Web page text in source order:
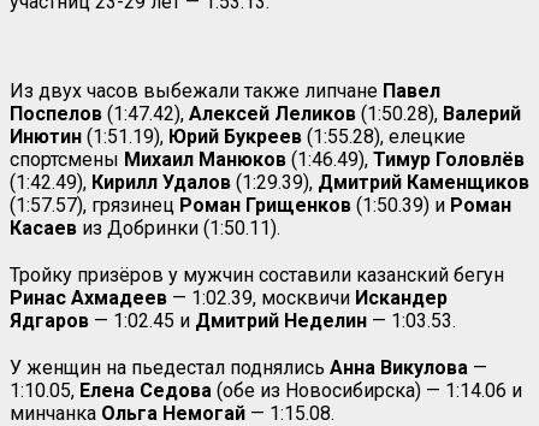
Из двух часов выбежали также липчане Павел
Поспелов (1:47.42), Алексей Леликов (1:50.28), Валерий
Инютин (1:51.19), Юрий Букреев (1:55.28), елецкие
спортсмены Михаил Манюков (1:46.49), Тимур Головлёв
(1:42.49), Кирилл Удалов (1:29.39), Дмитрий Каменщиков
(1:57.57), грязинец Роман Грищенков (1:50.39) и Роман
Касаев из Добринки (1:50.11).
Тройку призёров у мужчин составили казанский бегун
Ринас Ахмадеев — 1:02.39, москвичи Искандер
Ядгаров — 1:02.45 и Дмитрий Неделин — 1:03.53.
У женщин на пьедестал поднялись Анна Викулова —
1:10.05, Елена Седова (обе из Новосибирска) — 1:14.06 и
минчанка Ольга Немогай — 1:15.08.